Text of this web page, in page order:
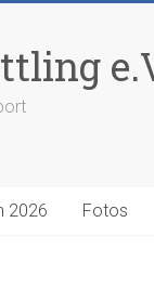
2026 Fotos